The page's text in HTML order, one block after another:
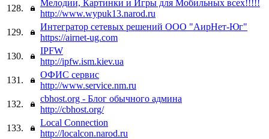
128.
Мелодии, Картинки и Игры для Мобильных всех!!!!!
http://www.wypuk13.narod.ru
129.
Интегратор сетевых решений ООО "АирНет-Юг"
https://airnet-ug.com
130.
IPFW
http://ipfw.ism.kiev.ua
131.
ОФИС сервис
http://www.service.nm.ru
132.
cbhost.org - Блог обычного админа
http://cbhost.org/
133.
Local Connection
http://localcon.narod.ru